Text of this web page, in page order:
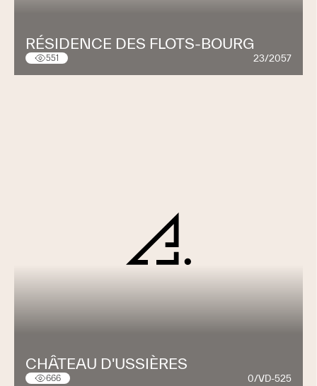
RÉSIDENCE DES FLOTS-BOURG
551 23/2057
CHÂTEAU D'USSIÈRES
666 0/VD-525